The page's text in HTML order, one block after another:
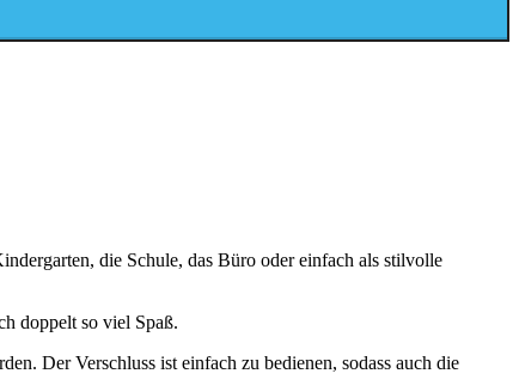
die Schule, das Büro oder einfach als stilvolle
doppelt so viel Spaß.
Der Verschluss ist einfach zu bedienen, sodass auch die